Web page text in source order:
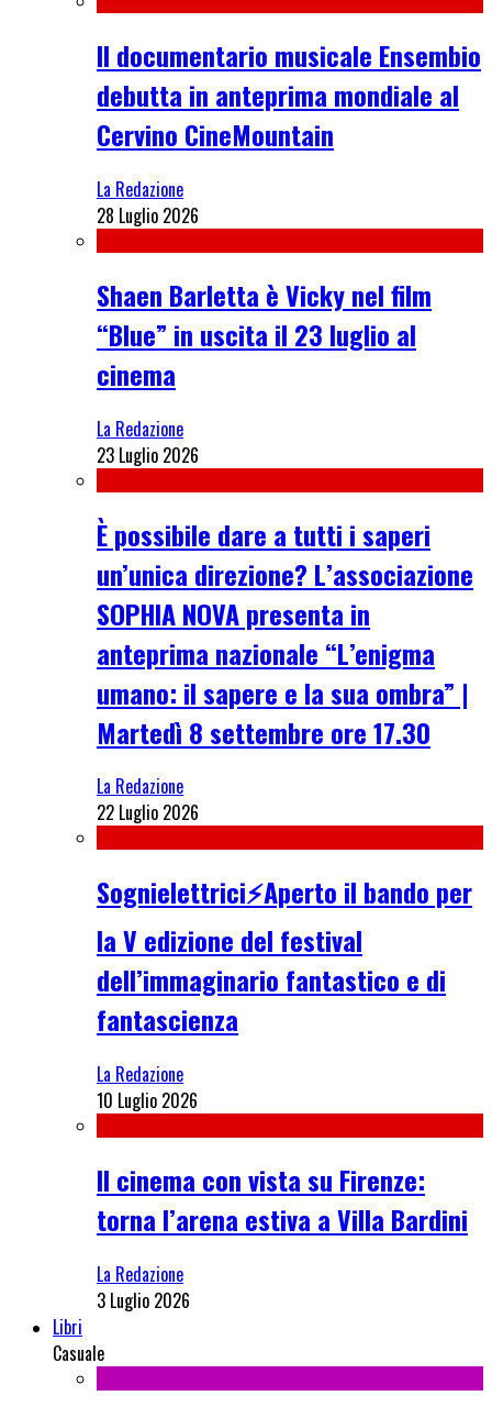
Il documentario musicale Ensembio
debutta in anteprima mondiale al
Cervino CineMountain
La Redazione
28 Luglio 2026
Shaen Barletta è Vicky nel film
“Blue” in uscita il 23 luglio al
cinema
La Redazione
23 Luglio 2026
È possibile dare a tutti i saperi
un’unica direzione? L’associazione
SOPHIA NOVA presenta in
anteprima nazionale “L’enigma
umano: il sapere e la sua ombra” |
Martedì 8 settembre ore 17.30
La Redazione
22 Luglio 2026
Sognielettrici⚡Aperto il bando per
la V edizione del festival
dell’immaginario fantastico e di
fantascienza
La Redazione
10 Luglio 2026
Il cinema con vista su Firenze:
torna l’arena estiva a Villa Bardini
La Redazione
3 Luglio 2026
Libri
Casuale